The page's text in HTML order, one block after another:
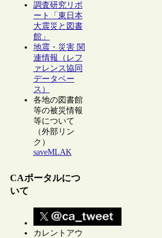
調査研究リポ
ート「東日本
大震災と図書
館」
地震・災害 関
連情報（レフ
ァレンス協同
データベー
ス）
各地の図書館
等の被災情報
等について
（外部リン
ク）
saveMLAK
CAポータルにつ
いて
カレントアウ